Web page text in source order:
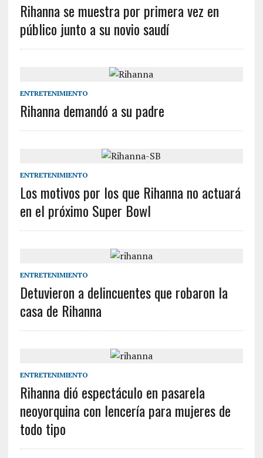
Rihanna se muestra por primera vez en
público junto a su novio saudí
ENTRETENIMIENTO
Rihanna demandó a su padre
ENTRETENIMIENTO
Los motivos por los que Rihanna no actuará
en el próximo Super Bowl
ENTRETENIMIENTO
Detuvieron a delincuentes que robaron la
casa de Rihanna
ENTRETENIMIENTO
Rihanna dió espectáculo en pasarela
neoyorquina con lencería para mujeres de
todo tipo